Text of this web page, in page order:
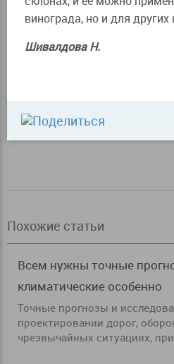
винограда, но и для других
Шивалдова Н.
Похожие статьи
Всем нужны точные
климатические особенно
Точные прогнозы и
проектировании дорог,
чрезвычайных ситуациях,